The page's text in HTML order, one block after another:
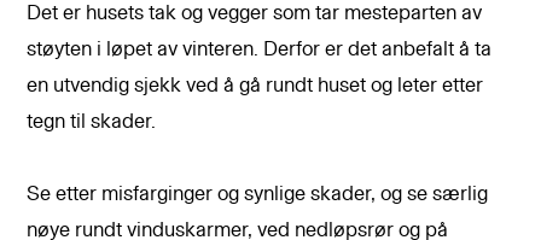
Det er husets tak og vegger som tar mesteparten av
støyten i løpet av vinteren. Derfor er det anbefalt å ta
en utvendig sjekk ved å gå rundt huset og leter etter
tegn til skader.
Se etter misfarginger og synlige skader, og se særlig
nøye rundt vinduskarmer, ved nedløpsrør og på